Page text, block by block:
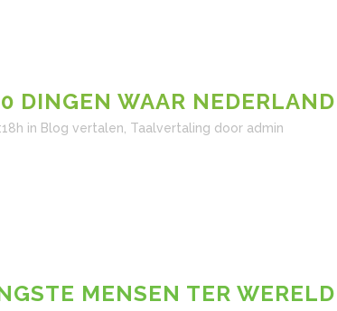
DINGEN WAAR
in Blog vertalen Taalvertaling door admin
MENSEN TER WERELD